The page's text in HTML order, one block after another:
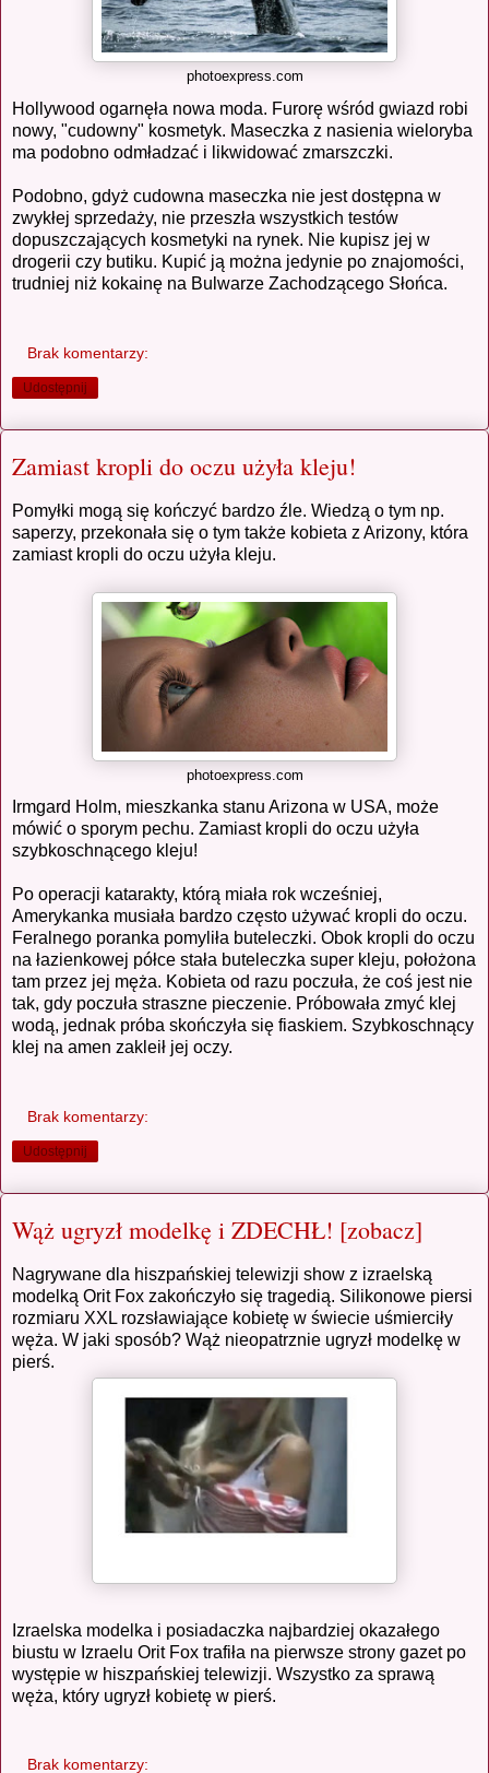
photoexpress.com
Hollywood ogarnęła nowa moda. Furorę wśród gwiazd robi
nowy, "cudowny" kosmetyk. Maseczka z nasienia wieloryba
ma podobno odmładzać i likwidować zmarszczki.
Podobno, gdyż cudowna maseczka nie jest dostępna w
zwykłej sprzedaży, nie przeszła wszystkich testów
dopuszczających kosmetyki na rynek. Nie kupisz jej w
drogerii czy butiku. Kupić ją można jedynie po znajomości,
trudniej niż kokainę na Bulwarze Zachodzącego Słońca.
Brak komentarzy:
Udostępnij
Zamiast kropli do oczu użyła kleju!
Pomyłki mogą się kończyć bardzo źle. Wiedzą o tym np.
saperzy, przekonała się o tym także kobieta z Arizony, która
zamiast kropli do oczu użyła kleju.
photoexpress.com
Irmgard Holm, mieszkanka stanu Arizona w USA, może
mówić o sporym pechu. Zamiast kropli do oczu użyła
szybkoschnącego kleju!
Po operacji katarakty, którą miała rok wcześniej,
Amerykanka musiała bardzo często używać kropli do oczu.
Feralnego poranka pomyliła buteleczki. Obok kropli do oczu
na łazienkowej półce stała buteleczka super kleju, położona
tam przez jej męża. Kobieta od razu poczuła, że coś jest nie
tak, gdy poczuła straszne pieczenie. Próbowała zmyć klej
wodą, jednak próba skończyła się fiaskiem. Szybkoschnący
klej na amen zakleił jej oczy.
Brak komentarzy:
Udostępnij
Wąż ugryzł modelkę i ZDECHŁ! [zobacz]
Nagrywane dla hiszpańskiej telewizji show z izraelską
modelką Orit Fox zakończyło się tragedią. Silikonowe piersi
rozmiaru XXL rozsławiające kobietę w świecie uśmierciły
węża. W jaki sposób? Wąż nieopatrznie ugryzł modelkę w
pierś.
Izraelska modelka i posiadaczka najbardziej okazałego
biustu w Izraelu Orit Fox trafiła na pierwsze strony gazet po
występie w hiszpańskiej telewizji. Wszystko za sprawą
węża, który ugryzł kobietę w pierś.
Brak komentarzy: